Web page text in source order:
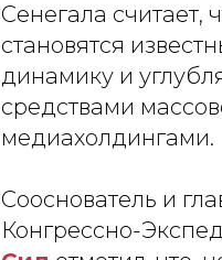
Сенегала
становятся
динамику и
средствами
медиахолдингами.
Сооснователь и
Конгрессно-